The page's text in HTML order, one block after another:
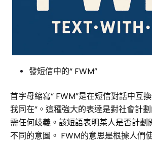
發短信中的“ FWM”
首字母縮寫“ FWM”是在短信對話中互
我同在”。這種強大的表達是對社會計
需任何歧義。該短語表明某人是否計劃
不同的意圖。 FWM的意思是根據人們